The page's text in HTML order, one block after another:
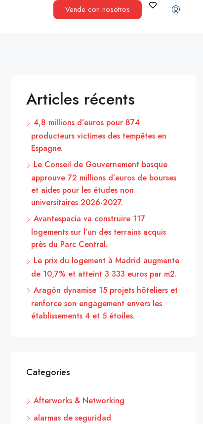
Vende con nosotros
Articles récents
4,8 millions d’euros pour 874
producteurs victimes des tempêtes en
Espagne.
Le Conseil de Gouvernement basque
approuve 72 millions d’euros de bourses
et aides pour les études non
universitaires 2026-2027.
Avantespacia va construire 117
logements sur l’un des terrains acquis
près du Parc Central.
Le prix du logement à Madrid augmente
de 10,7% et atteint 3 333 euros par m2.
Aragón dynamise 15 projets hôteliers et
renforce son engagement envers les
établissements 4 et 5 étoiles.
Categories
Afterworks & Networking
alarmas de seguridad